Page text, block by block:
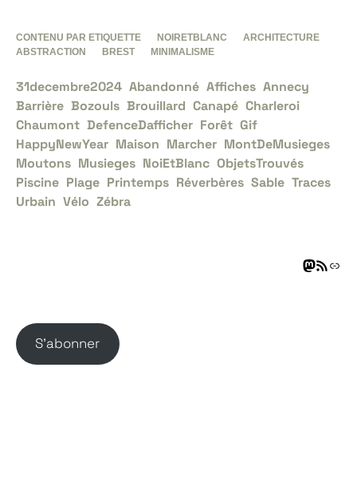
CONTENU PAR ETIQUETTE NOIRETBLANC
ARCHITECTURE
ABSTRACTION
BREST MINIMALISME
31decembre2024 Abandonné Affiches Annecy
Barrière Bozouls Brouillard Canapé Charleroi
Chaumont DefenceDafficher Forêt Gif
HappyNewYear Maison Marcher MontDeMusieges
Moutons Musieges NoiEtBlanc ObjetsTrouvés
Piscine Plage Printemps Réverbères Sable Traces
Urbain Vélo Zébra
S’abonner